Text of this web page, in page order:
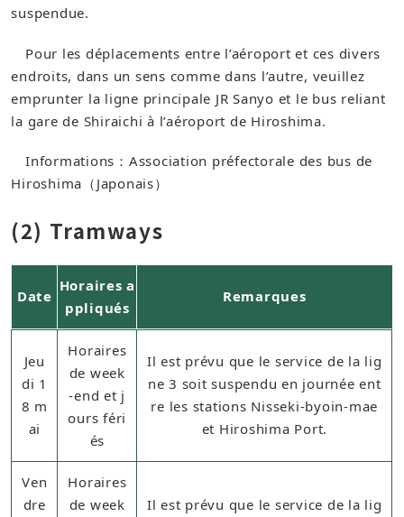
suspendue.
Pour les déplacements entre l’aéroport et ces divers
endroits, dans un sens comme dans l’autre, veuillez
emprunter la ligne principale JR Sanyo et le bus reliant
la gare de Shiraichi à l’aéroport de Hiroshima.
Informations：Association préfectorale des bus de
Hiroshima（Japonais）
(2) Tramways
Date
Horaires a
ppliqués
Remarques
Jeu
di 1
8 m
ai
Horaires
de week
-end et j
ours féri
és
Il est prévu que le service de la lig
ne 3 soit suspendu en journée ent
re les stations Nisseki-byoin-mae
et Hiroshima Port.
Ven
dre
Horaires
de week
Il est prévu que le service de la lig